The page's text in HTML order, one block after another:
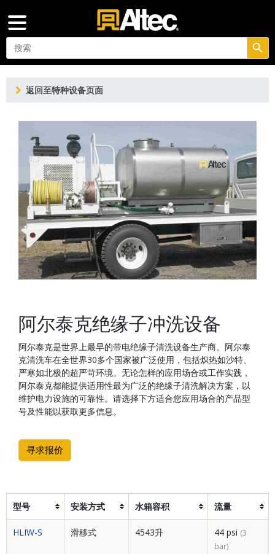
Search
for:
搜索按钮
返回至特种设备页面
阿尔泰克绝缘子冲洗设备
阿尔泰克是世界上最早的带电绝缘子清洗设备生产商。阿尔泰
克清洗车在全世界30多个国家被广泛使用，包括炽热如沙特、
严寒如北极的超严苛环境。无论怎样的应用场合或工作实践，
阿尔泰克都能提供适用性最为广泛的绝缘子清洗解决方案，以
维护电力设施的可靠性。请选择下方适合您应用场合的产品型
号及性能以获取更多信息。
寻求报价
型号 安装方式 水箱容积 流量
HLIW-S 滑移式 4543升 44 psi (3
bar)